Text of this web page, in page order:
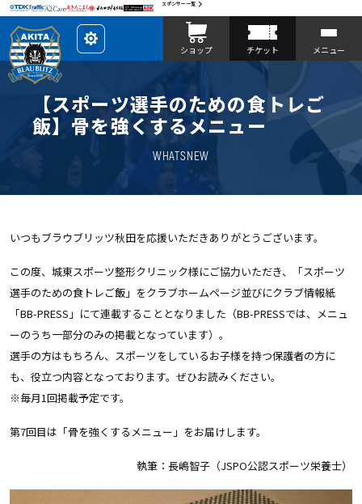
スポンサー一覧
レ
イ
ア
カ
ス
タ
マ
ショップ チケット メニュー
【スポーツ選手のための食トレご
飯】骨を強くするメニュー
WHATSNEW
いつもブラウブリッツ秋田を応援いただきありがとうございます。
この度、城東スポーツ整形クリニック様にご協力いただき、「スポーツ
選手のための食トレご飯」をクラブホームページ並びにクラブ情報紙
「BB-PRESS」にて連載することとなりました（BB-PRESSでは、メニュ
ーのうち一部分のみの掲載となっています）。
選手の方はもちろん、スポーツをしているお子様を持つ保護者の方に
も、役立つ内容となっております。ぜひお読みください。
※毎月1回掲載予定です。
第7回目は「骨を強くするメニュー」をお届けします。
執筆：長嶋智子（JSPO公認スポーツ栄養士）